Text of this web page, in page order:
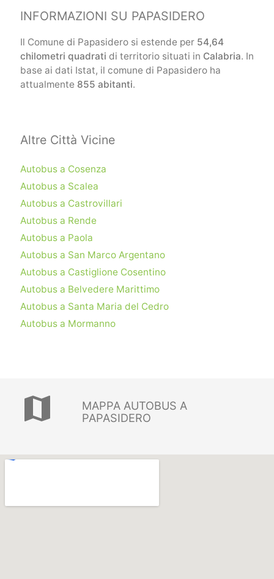
INFORMAZIONI SU PAPASIDERO
Il Comune di Papasidero si estende per 54,64
chilometri quadrati di territorio situati in Calabria. In
base ai dati Istat, il comune di Papasidero ha
attualmente 855 abitanti.
Altre Città Vicine
Autobus a Cosenza
Autobus a Scalea
Autobus a Castrovillari
Autobus a Rende
Autobus a Paola
Autobus a San Marco Argentano
Autobus a Castiglione Cosentino
Autobus a Belvedere Marittimo
Autobus a Santa Maria del Cedro
Autobus a Mormanno
map
MAPPA AUTOBUS A
PAPASIDERO